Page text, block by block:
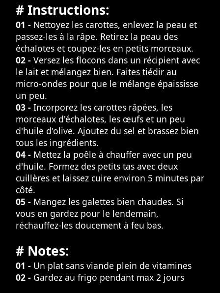
# Instructions:
01 - Nettoyez les carottes, enlevez la peau et
passez-les à la râpe. Retirez la peau des
échalotes et coupez-les en petits morceaux.
02 - Versez les flocons dans un récipient avec
le lait et mélangez bien. Faites tiédir au
micro-ondes pour que le mélange épaississe
un peu.
03 - Incorporez les carottes râpées, les
morceaux d'échalotes, les œufs et un peu
d'huile d'olive. Ajoutez du sel et brassez bien
tous les ingrédients.
04 - Mettez la poêle à chauffer avec un peu
d'huile. Formez des petits tas avec deux
cuillères et laissez cuire environ 5 minutes par
côté.
05 - Mangez les galettes bien chaudes. Si
vous en gardez pour le lendemain,
réchauffez-les doucement à feu bas.
# Notes:
01 - Un plat sans viande plein de vitamines
02 - Gardez au frigo pendant max 2 jours